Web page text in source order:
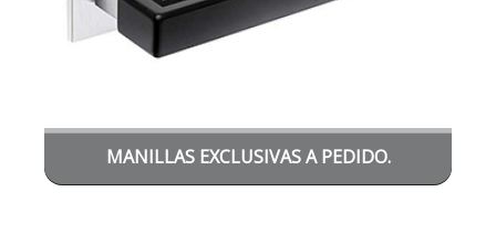
MANILLAS EXCLUSIVAS A PEDIDO.